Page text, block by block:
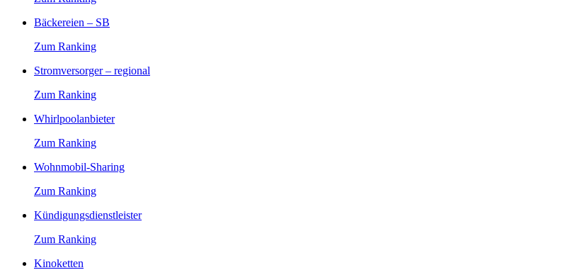
Bäckereien – SB
Zum Ranking
Stromversorger – regional
Zum Ranking
Whirlpoolanbieter
Zum Ranking
Wohnmobil-Sharing
Zum Ranking
Kündigungsdienstleister
Zum Ranking
Kinoketten